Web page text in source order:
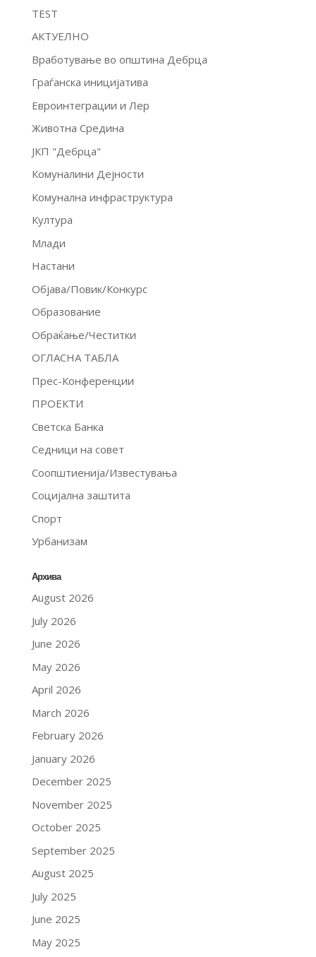
TEST
АКТУЕЛНО
Вработување во општина Дебрца
Граѓанска иницијатива
Евроинтеграции и Лер
Животна Средина
ЈКП "Дебрца"
Комуналини Дејности
Комунална инфраструктура
Култура
Млади
Настани
Објава/Повик/Конкурс
Образование
Обраќање/Честитки
ОГЛАСНА ТАБЛА
Прес-Конференции
ПРОЕКТИ
Светска Банка
Седници на совет
Соопштиенија/Известувања
Социјална заштита
Спорт
Урбанизам
Архива
August 2026
July 2026
June 2026
May 2026
April 2026
March 2026
February 2026
January 2026
December 2025
November 2025
October 2025
September 2025
August 2025
July 2025
June 2025
May 2025